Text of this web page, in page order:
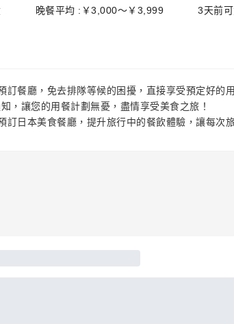
晚餐平均 :￥3,000～￥3,999 3天前
訂餐廳，免去排隊等候的困擾，直接享受預定好的
，讓您的用餐計劃無憂，盡情享受美食之旅！
訂日本美食餐廳，提升旅行中的餐飲體驗，讓每次